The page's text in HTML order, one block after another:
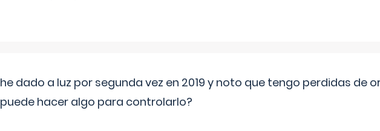
he dado a luz por segunda vez en 2019 y noto que tengo perdidas de
puede hacer algo para controlarlo?